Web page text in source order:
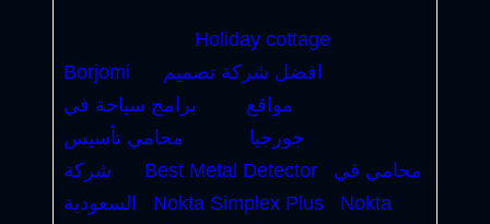
Holiday cottage
Borjomi
افضل شركة تصميم
مواقع
برامج سياحة في
جورجيا
محامي تأسيس
شركة
Best Metal Detector
محامي في
السعودية
Nokta Simplex Plus
Nokta